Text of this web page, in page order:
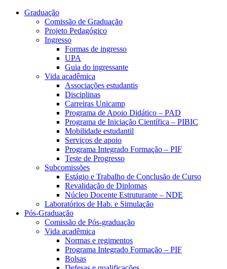
Graduação
Comissão de Graduação
Projeto Pedagógico
Ingresso
Formas de ingresso
UPA
Guia do ingressante
Vida acadêmica
Associações estudantis
Disciplinas
Carreiras Unicamp
Programa de Apoio Didático – PAD
Programa de Iniciação Científica – PIBIC
Mobilidade estudantil
Serviços de apoio
Programa Integrado Formação – PIF
Teste de Progresso
Subcomissões
Estágio e Trabalho de Conclusão de Curso
Revalidação de Diplomas
Núcleo Docente Estruturante – NDE
Laboratórios de Hab. e Simulação
Pós-Graduação
Comissão de Pós-graduação
Vida acadêmica
Normas e regimentos
Programa Integrado Formação – PIF
Bolsas